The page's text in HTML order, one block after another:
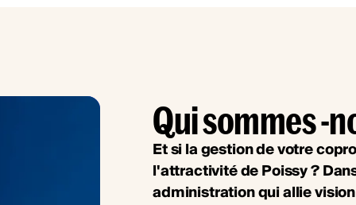
Qui sommes -
Et si la gestion de votre
l'attractivité de Poissy ?
administration qui allie